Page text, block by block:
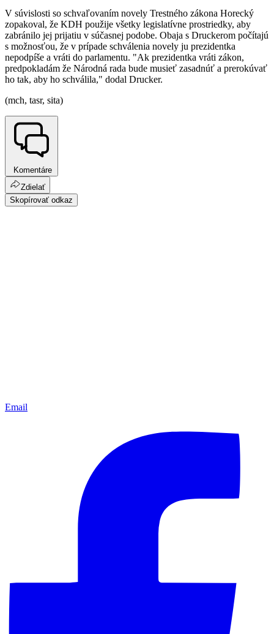
V súvislosti so schvaľovaním novely Trestného zákona Horecký
zopakoval, že KDH použije všetky legislatívne prostriedky, aby
zabránilo jej prijatiu v súčasnej podobe. Obaja s Druckerom počítajú
s možnosťou, že v prípade schválenia novely ju prezidentka
nepodpíše a vráti do parlamentu. "Ak prezidentka vráti zákon,
predpokladám že Národná rada bude musieť zasadnúť a prerokúvať
ho tak, aby ho schválila," dodal Drucker.
(mch, tasr, sita)
Komentáre
Zdielať
Skopírovať odkaz
Email